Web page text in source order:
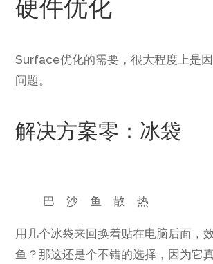
硬件优化
Surface优化的需要，很大程度上是
问题。
解决方案零：冰袋
巴 沙 鱼 散 热
用几个冰袋来回换着贴在电脑后面，
鱼？那这还是个不错的选择，因为它